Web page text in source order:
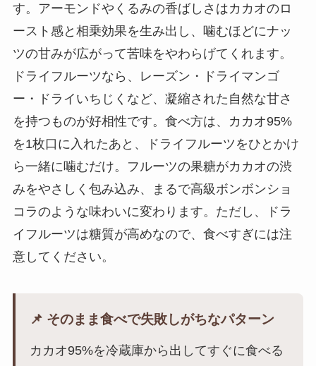
す。アーモンドやくるみの香ばしさはカカオのロ
ースト感と相乗効果を生み出し、噛むほどにナッ
ツの甘みが広がって苦味をやわらげてくれます。
ドライフルーツなら、レーズン・ドライマンゴ
ー・ドライいちじくなど、凝縮された自然な甘さ
を持つものが好相性です。食べ方は、カカオ95%
を1枚口に入れたあと、ドライフルーツをひとかけ
ら一緒に噛むだけ。フルーツの果糖がカカオの渋
みをやさしく包み込み、まるで高級ボンボンショ
コラのような味わいに変わります。ただし、ドラ
イフルーツは糖質が高めなので、食べすぎには注
意してください。
📌 そのまま食べで失敗しがちなパターン
カカオ95%を冷蔵庫から出してすぐに食べる